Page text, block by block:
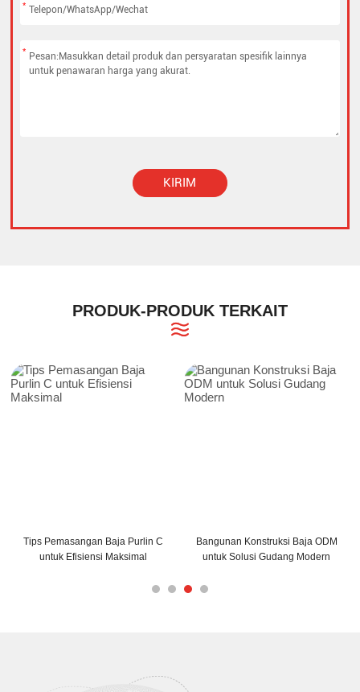
*
*
KIRIM
PRODUK-PRODUK TERKAIT
Tips Pemasangan Baja Purlin C
untuk Efisiensi Maksimal
Bangunan Konstruksi Baja ODM
untuk Solusi Gudang Modern